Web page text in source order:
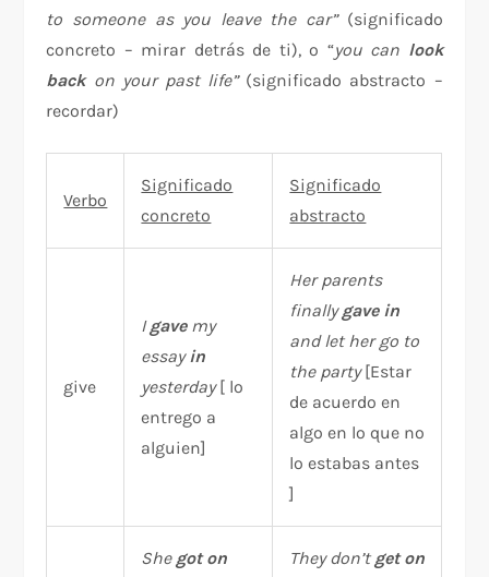
to someone as you leave the car”(significado
concreto – mirar detrás de ti), o “you can look
backon your past life”(significado abstracto –
recordar)
Verbo
Significado
concreto
Significado
abstracto
give
Igavemy
essayin
yesterday[ lo
entrego a
alguien]
Her parents
finallygave in
and let her go to
the party[Estar
de acuerdo en
algo en lo que no
lo estabas antes
]
She got on They don’tget on